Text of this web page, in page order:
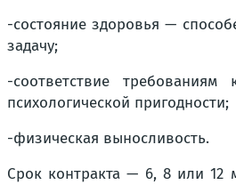
-состояние здоровья —
задачу;
-соответствие требованиям
психологической пригодности;
-физическая выносливость.
Срок контракта — 6, 8 или 12